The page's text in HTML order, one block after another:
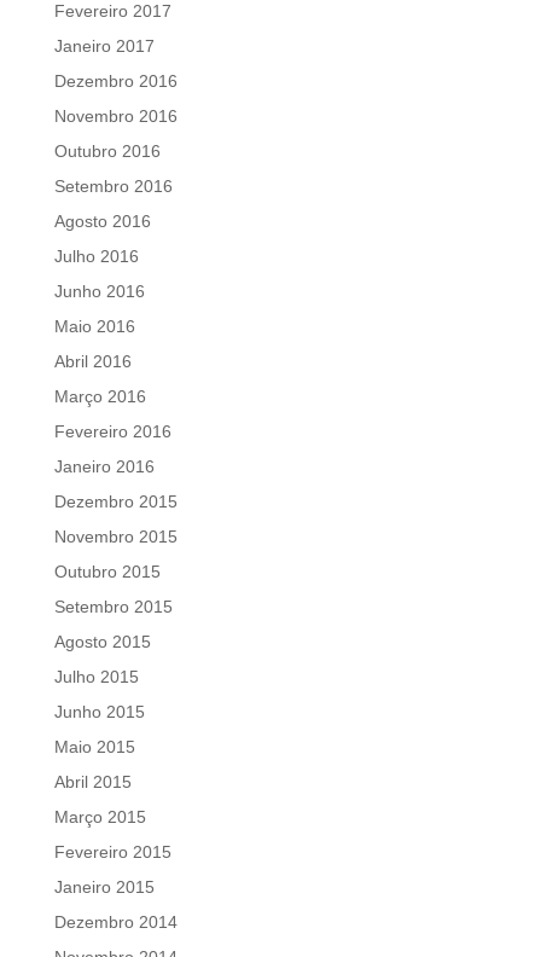
Fevereiro 2017
Janeiro 2017
Dezembro 2016
Novembro 2016
Outubro 2016
Setembro 2016
Agosto 2016
Julho 2016
Junho 2016
Maio 2016
Abril 2016
Março 2016
Fevereiro 2016
Janeiro 2016
Dezembro 2015
Novembro 2015
Outubro 2015
Setembro 2015
Agosto 2015
Julho 2015
Junho 2015
Maio 2015
Abril 2015
Março 2015
Fevereiro 2015
Janeiro 2015
Dezembro 2014